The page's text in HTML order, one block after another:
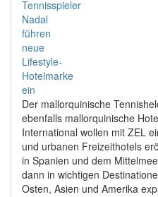
Der mallorquinische
ebenfalls mallorquinische
International wollen mit ZEL
und urbanen Freizeithotels
in Spanien und dem
dann in wichtigen
Osten, Asien und Amerika